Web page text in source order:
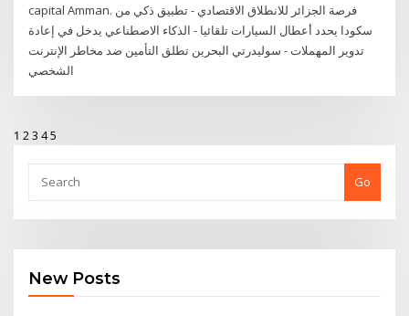
capital Amman. فرصة الجزائر للانطلاق الاقتصادي - تطبيق ذكي من
سكودا يحدد أعطال السيارات تلقائيا - الذكاء الاصطناعي يدخل في إعادة
تدوير المهملات - سوليدرتي البحرين تطلق التأمين ضد مخاطر الإنترنت
الشخصي
1 23 45
Go
New Posts